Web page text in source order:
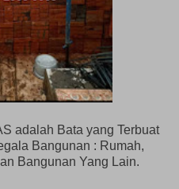
adalah Bata yang Terbuat
Bangunan : Rumah,
Bangunan Yang Lain.